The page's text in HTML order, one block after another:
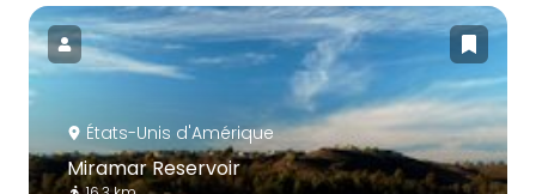
États-Unis d'Amérique
Miramar Reservoir